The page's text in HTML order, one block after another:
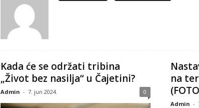
Kada će se održati tribina
„Život bez nasilja“ u Čajetini?
Admin - 7. jun 2024. 0
na
Admin -